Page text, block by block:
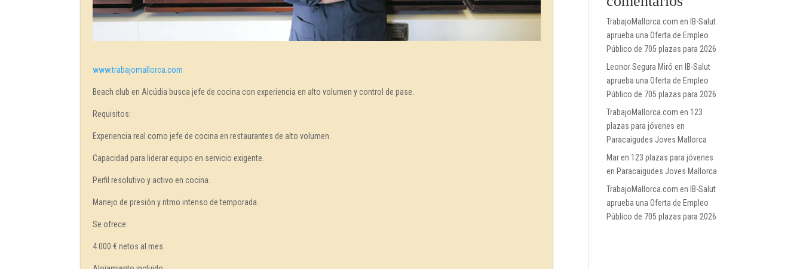
www.trabajomallorca.com
Beach club en Alcúdia busca jefe de cocina con experiencia en alto volumen y control de pase.
Requisitos:
Experiencia real como jefe de cocina en restaurantes de alto volumen.
Capacidad para liderar equipo en servicio exigente.
Perfil resolutivo y activo en cocina.
Manejo de presión y ritmo intenso de temporada.
Se ofrece:
4.000 € netos al mes.
TrabajoMallorca.com en IB-Salut
aprueba una Oferta de Empleo
Público de 705 plazas para 2026
Leonor Segura Miró en IB-Salut
aprueba una Oferta de Empleo
Público de 705 plazas para 2026
TrabajoMallorca.com en 123
plazas para jóvenes en
Paracaigudes Joves Mallorca
Maren 123 plazas para jóvenes
en Paracaigudes Joves Mallorca
TrabajoMallorca.com en IB-Salut
aprueba una Oferta de Empleo
Público de 705 plazas para 2026